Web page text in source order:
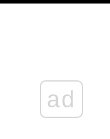
ad